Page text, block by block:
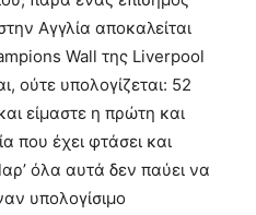
Αγγλία αποκαλείται
Wall της Liverpool
ούτε υπολογίζεται: 52
είμαστε η πρώτη και
που έχει φτάσει και
όλα αυτά δεν παύει να
υπολογίσιμο